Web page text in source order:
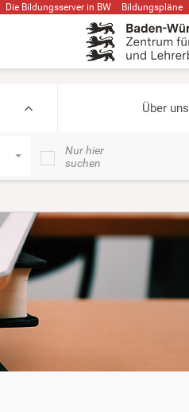
Die Bildungsserver in BW Bildungspläne
Über uns
Nur hier
suchen